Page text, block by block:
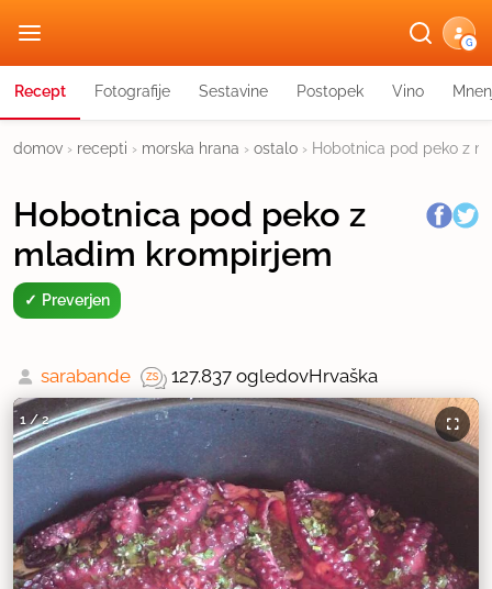
G
Recept Fotografije Sestavine Postopek Vino
domov › recepti › morska hrana › ostalo › Hobotnica pod peko z
Hobotnica pod peko z
mladim krompirjem
Preverjen
sarabande 127.837 ogledovHrvaška
1/2